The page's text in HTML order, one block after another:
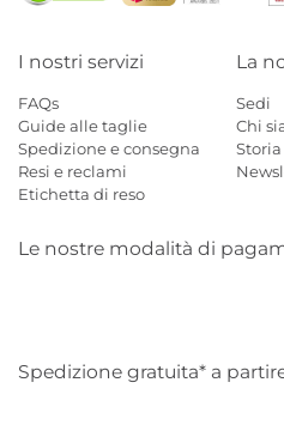
I nostri servizi
FAQs
Guide alle taglie
Spedizione e consegna
Resi e reclami
Etichetta di reso
La
Sedi
Chi
Storia
Le nostre modalità di
Spedizione gratuita* a